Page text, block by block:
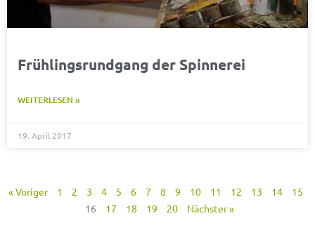
Frühlingsrundgang der Spinnerei
WEITERLESEN »
19. April 2017
« Voriger 1 2 3 4 5 6 7 8 9 10 11 12 13 14
15
16
17 18 19 20 Nächster »